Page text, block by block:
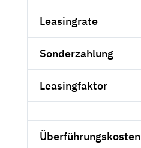
Leasingrate
Sonderzahlung
Leasingfaktor
Überführungskosten